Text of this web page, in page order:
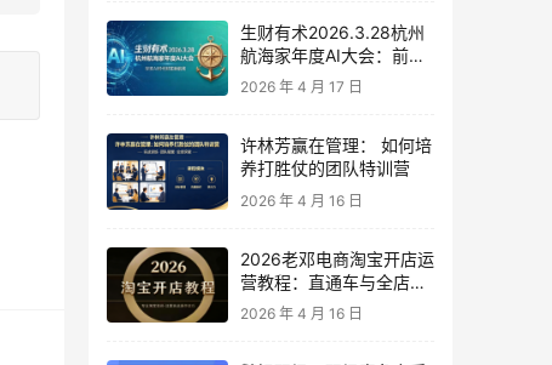
生财有术2026.3.28杭州
航海家年度AI大会：前沿
趋势×落地案例×技能图谱
2026 年 4 月 17 日
许林芳赢在管理： 如何培
养打胜仗的团队特训营
2026 年 4 月 16 日
2026老邓电商淘宝开店运
营教程：直通车与全店推
广系统课
2026 年 4 月 16 日